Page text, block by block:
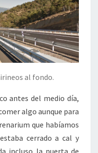
al fondo.
antes del medio día,
algo aunque para
que habíamos
cerrado a cal y
incluso la puerta de